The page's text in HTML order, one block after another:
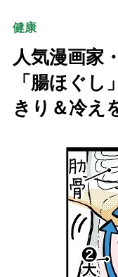
健康
人気漫画家
「腸ほぐ
きり＆冷え